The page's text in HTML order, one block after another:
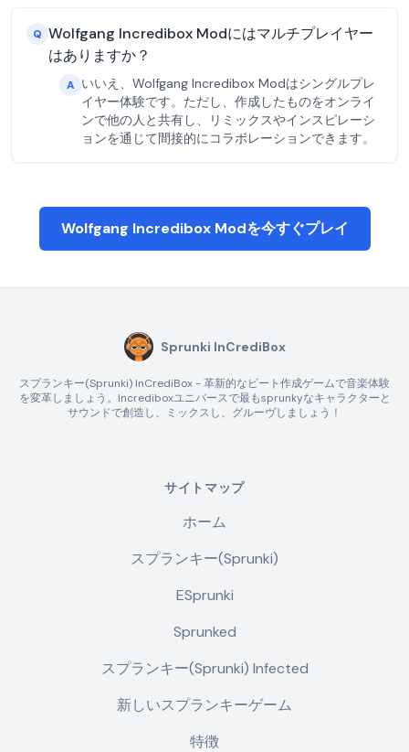
Q Wolfgang Incredibox Modにはマルチプレイヤー
はありますか？
A いいえ、Wolfgang Incredibox Modはシングルプレ
イヤー体験です。ただし、作成したものをオンライ
ンで他の人と共有し、リミックスやインスピレーシ
ョンを通じて間接的にコラボレーションできます。
Wolfgang Incredibox Modを今すぐプレイ
Sprunki InCrediBox
スプランキー(Sprunki) InCrediBox - 革新的なビート作成ゲームで音楽体験
を変革しましょう。Incrediboxユニバースで最もsprunkyなキャラクターと
サウンドで創造し、ミックスし、グルーヴしましょう！
サイトマップ
ホーム
スプランキー(Sprunki)
ESprunki
Sprunked
スプランキー(Sprunki) Infected
新しいスプランキーゲーム
特徴